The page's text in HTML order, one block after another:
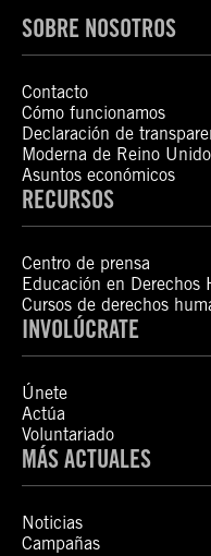
SOBRE NOSOTROS
Contacto
Cómo funcionamos
Declaración de
Moderna de Reino Unido
Asuntos económicos
RECURSOS
Centro de prensa
Educación en Derechos
Cursos de derechos
INVOLÚCRATE
Únete
Actúa
Voluntariado
MÁS ACTUALES
Noticias
Campañas